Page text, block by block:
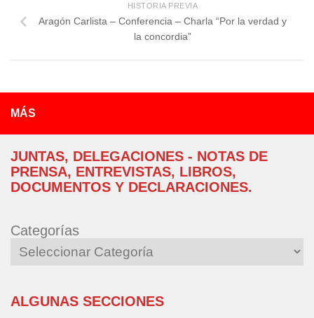
HISTORIA PREVIA
Aragón Carlista – Conferencia – Charla “Por la verdad y
la concordia”
MÁS
JUNTAS, DELEGACIONES - NOTAS DE
PRENSA, ENTREVISTAS, LIBROS,
DOCUMENTOS Y DECLARACIONES.
Categorías
ALGUNAS SECCIONES